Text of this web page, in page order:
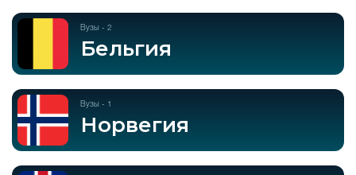
Вузы - 2
Бельгия
Вузы - 1
Норвегия